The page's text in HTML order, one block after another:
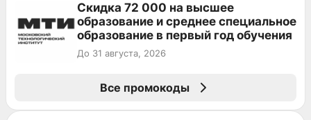
Скидка 72 000 на высшее
образование и среднее специальное
образование в первый год обучения
До 31 августа, 2026
Все промокоды